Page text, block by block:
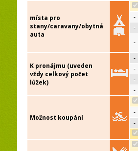
místa pro
stany/caravany/obytná
auta
-
-
-
K pronájmu (uveden
vždy celkový počet
lůžek)
-
-
-
-
Možnost koupání
-
-